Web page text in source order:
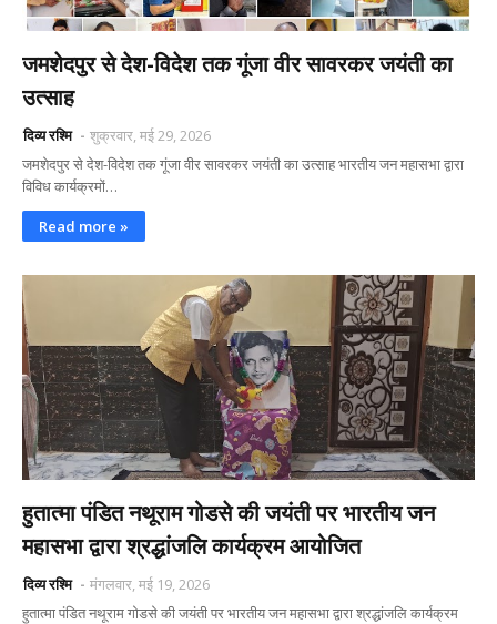
जमशेदपुर से देश-विदेश तक गूंजा वीर सावरकर जयंती का
उत्साह
दिव्य रश्मि
शुक्रवार, मई 29, 2026
जमशेदपुर से देश-विदेश तक गूंजा वीर सावरकर जयंती का उत्साह भारतीय जन महासभा द्वारा
विविध कार्यक्रमों…
Read more »
हुतात्मा पंडित नथूराम गोडसे की जयंती पर भारतीय जन
महासभा द्वारा श्रद्धांजलि कार्यक्रम आयोजित
दिव्य रश्मि
मंगलवार, मई 19, 2026
हुतात्मा पंडित नथूराम गोडसे की जयंती पर भारतीय जन महासभा द्वारा श्रद्धांजलि कार्यक्रम